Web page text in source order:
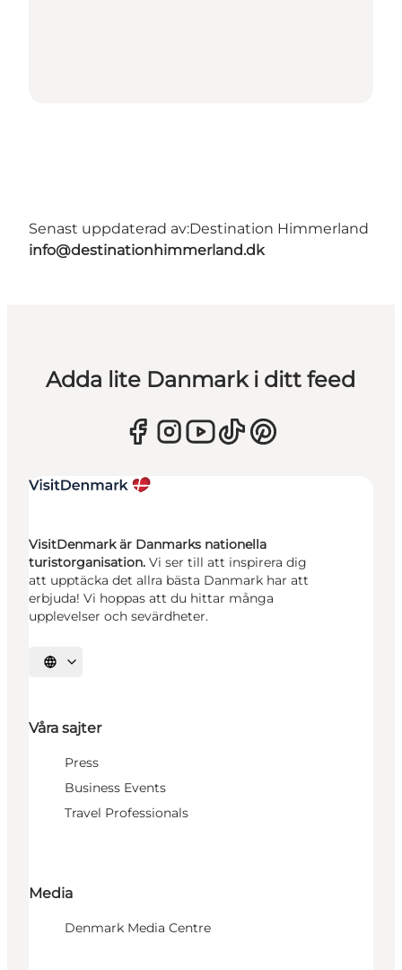
Senast uppdaterad av:Destination Himmerland
info@destinationhimmerland.dk
Adda lite Danmark i ditt feed
VisitDenmark är Danmarks nationella
turistorganisation. Vi ser till att inspirera dig
att upptäcka det allra bästa Danmark har att
erbjuda! Vi hoppas att du hittar många
upplevelser och sevärdheter.
Välj språk
Våra sajter
Press
Business Events
Travel Professionals
Media
Denmark Media Centre